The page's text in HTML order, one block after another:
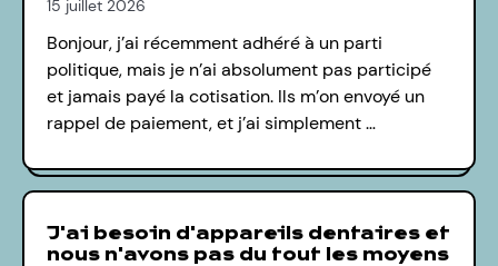
15 juillet 2026
Bonjour, j’ai récemment adhéré à un parti
politique, mais je n’ai absolument pas participé
et jamais payé la cotisation. Ils m’on envoyé un
rappel de paiement, et j’ai simplement …
J'ai besoin d'appareils dentaires et
nous n'avons pas du tout les moyens